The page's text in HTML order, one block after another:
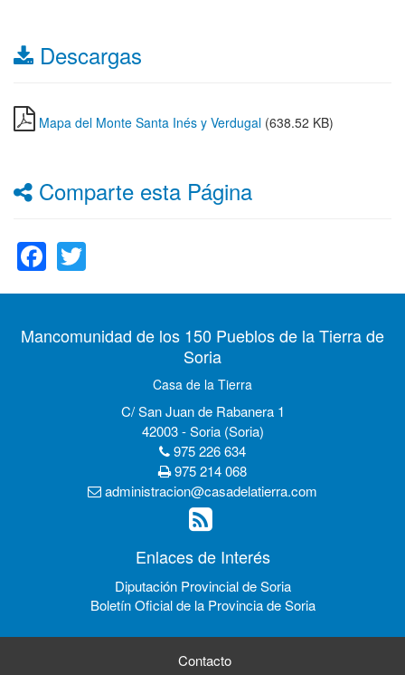
Descargas
Mapa del Monte Santa Inés y Verdugal (638.52 KB)
Comparte esta Página
Facebook
Mancomunidad de los 150 Pueblos de la Tierra de
Soria
Casa de la Tierra
C/ San Juan de Rabanera 1
42003 - Soria (Soria)
975 226 634
975 214 068
administracion@casadelatierra.com
Enlaces de Interés
Diputación Provincial de Soria
Boletín Oficial de la Provincia de Soria
Contacto